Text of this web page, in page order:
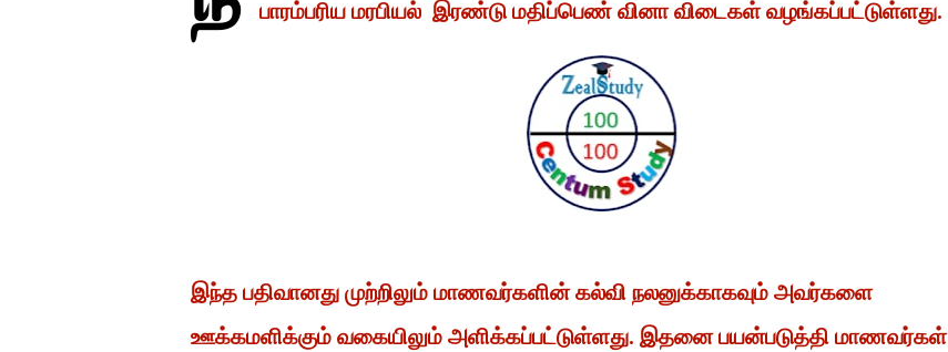
பாரம்பரிய மரபியல் இரண்டு மதிப்பெண் வினா விடைகள் வழங்கப்பட்டுள்ளது.
இந்த பதிவானது முற்றிலும் மாணவர்களின் கல்வி நலனுக்காகவும் அவர்களை
ஊக்கமளிக்கும் வகையிலும் அளிக்கப்பட்டுள்ளது. இதனை பயன்படுத்தி மாணவர்கள்